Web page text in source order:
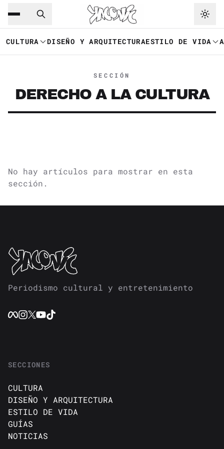
Saltar al contenido principal
CULTURA DISEÑO Y ARQUITECTURAESTILO DE VIDA
SECCIÓN
DERECHO A LA CULTURA
No hay artículos para mostrar en esta
sección.
Periodismo cultural y entretenimiento
SECCIONES
CULTURA
DISEÑO Y ARQUITECTURA
ESTILO DE VIDA
GUÍAS
NOTICIAS